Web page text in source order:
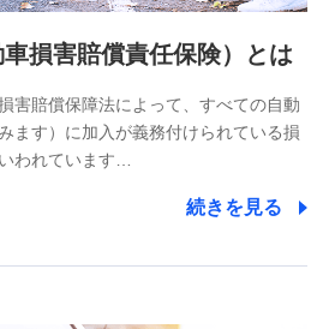
しません。
必要な範囲内において個人情報の取
損害賠償責任保険）とは
害賠償保障法によって、すべての自動
ます）に加入が義務付けられている損
われています…
続きを見る